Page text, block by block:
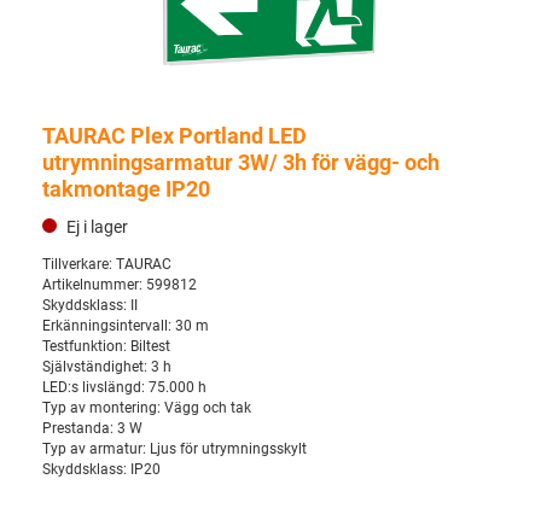
TAURAC Plex Portland LED
utrymningsarmatur 3W/ 3h för vägg- och
takmontage IP20
Ej i lager
Tillverkare: TAURAC
Artikelnummer: 599812
Skyddsklass:
Erkänningsintervall: 30 m
Testfunktion: Biltest
Självständighet: 3 h
LED:s livslängd: 75.000 h
Typ av montering: Vägg och tak
Prestanda: 3 W
Typ av armatur: Ljus för utrymningsskylt
Skyddsklass:
IP20